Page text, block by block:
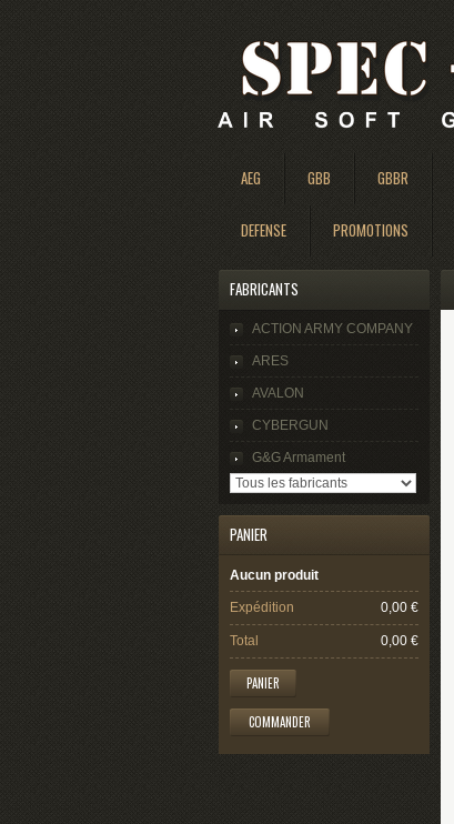
AEG GBB GBBR
DEFENSE PROMOTIONS
FABRICANTS
ACTION ARMY COMPANY
ARES
AVALON
CYBERGUN
G&G Armament
PANIER
Aucun produit
Expédition 0,00 €
Total 0,00 €
PANIER
COMMANDER